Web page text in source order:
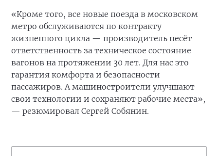
«Кроме того, все новые поезда в московском
метро обслуживаются по контракту
жизненного цикла — производитель несёт
ответственность за техническое состояние
вагонов на протяжении 30 лет. Для нас это
гарантия комфорта и безопасности
пассажиров. А машиностроители улучшают
свои технологии и сохраняют рабочие места»,
— резюмировал Сергей Собянин.